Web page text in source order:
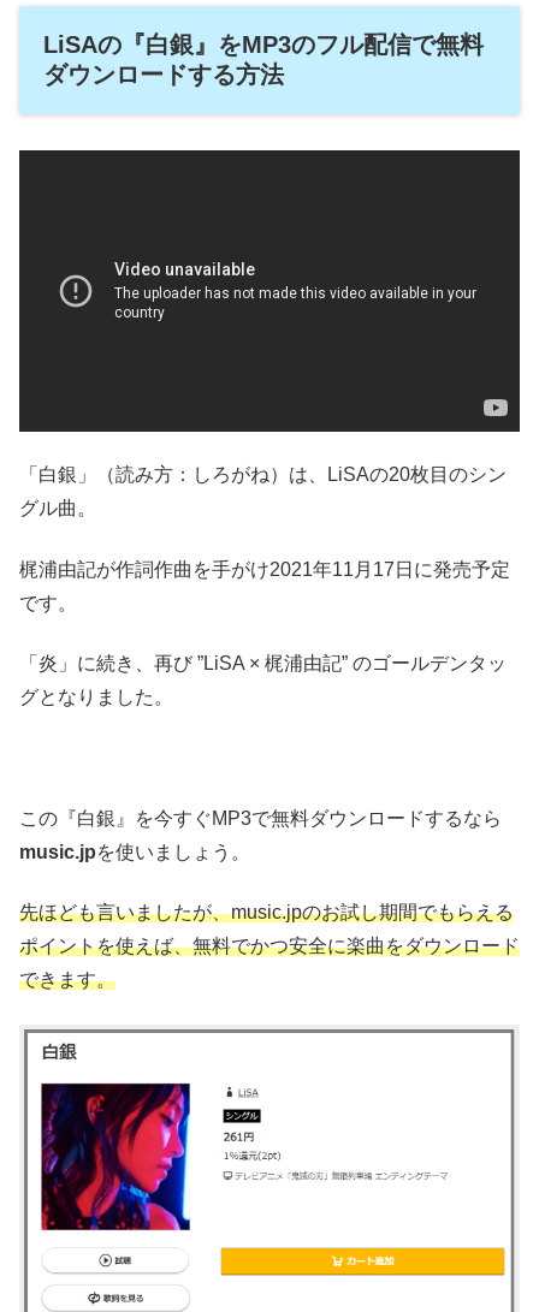
LiSAの『白銀』をMP3のフル配信で無料
ダウンロードする方法
「白銀」（読み方：しろがね）は、LiSAの20枚目のシン
グル曲。
梶浦由記が作詞作曲を手がけ2021年11月17日に発売予定
です。
「炎」に続き、再び ”LiSA × 梶浦由記” のゴールデンタッ
グとなりました。
この『白銀』を今すぐMP3で無料ダウンロードするなら
music.jpを使いましょう。
先ほども言いましたが、music.jpのお試し期間でもらえる
ポイントを使えば、無料でかつ安全に楽曲をダウンロード
できます。